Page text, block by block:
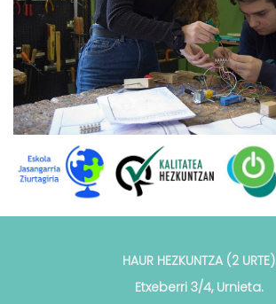
HAUR HEZKUNTZA (2 URTE)
Etxeberri 3/4, Urnieta.